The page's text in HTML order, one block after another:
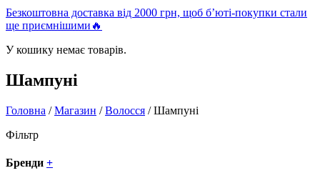
Безкоштовна доставка від 2000 грн, щоб б’юті-покупки стали
ще приємнішими🔥
У кошику немає товарів.
Шампуні
Головна /Магазин /Волосся / Шампуні
Фільтр
Бренди +